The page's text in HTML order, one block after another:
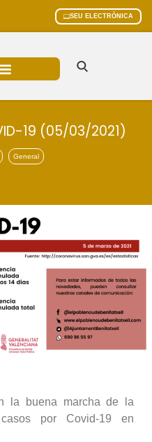
SEU ELECTRÒNICA
19 (05/03/2021)
General
la buena marcha de la
por Covid-19 en